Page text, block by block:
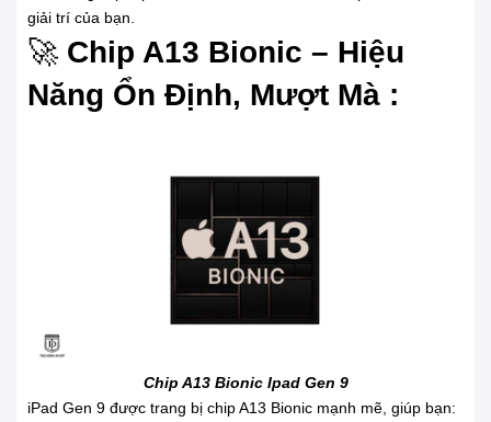
giải trí của bạn.
🚀 Chip A13 Bionic – Hiệu
Năng Ổn Định, Mượt Mà :
Chip A13 Bionic Ipad Gen 9
iPad Gen 9 được trang bị chip A13 Bionic mạnh mẽ, giúp bạn: